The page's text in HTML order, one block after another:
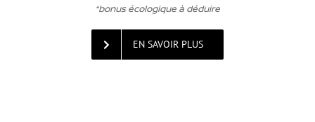
*bonus écologique à déduire
EN SAVOIR PLUS